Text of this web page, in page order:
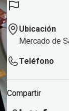
Ubicación
Mercado de
Teléfono
Compartir